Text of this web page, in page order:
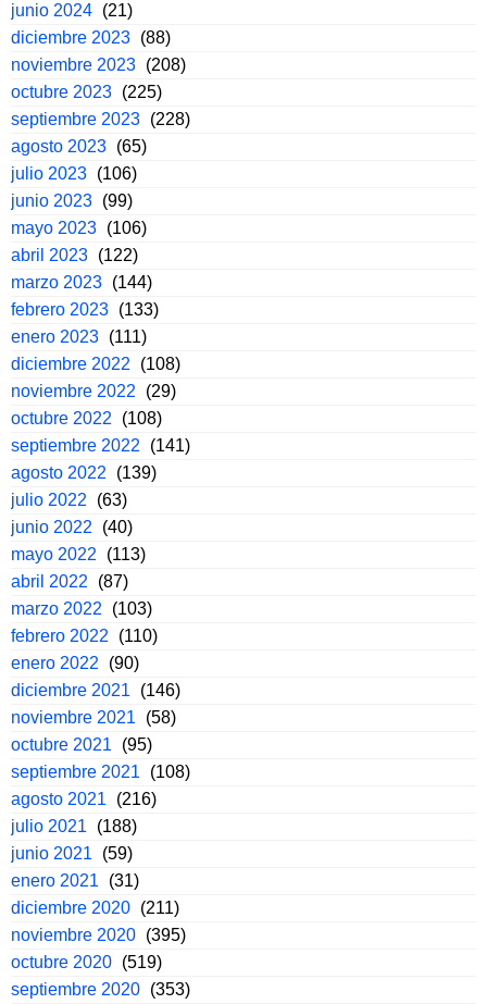
junio 2024 (21)
diciembre 2023 (88)
noviembre 2023 (208)
octubre 2023 (225)
septiembre 2023 (228)
agosto 2023 (65)
julio 2023 (106)
junio 2023 (99)
mayo 2023 (106)
abril 2023 (122)
marzo 2023 (144)
febrero 2023 (133)
enero 2023 (111)
diciembre 2022
(108)
noviembre 2022
(29)
octubre 2022
(108)
septiembre 2022
(141)
agosto 2022
(139)
julio 2022
(63)
junio 2022
(40)
mayo 2022
(113)
abril 2022
(87)
marzo 2022
(103)
febrero 2022
(110)
enero 2022
(90)
diciembre 2021
(146)
noviembre 2021
(58)
octubre 2021
(95)
septiembre 2021
(108)
agosto 2021
(216)
julio 2021
(188)
junio 2021
(59)
enero 2021
(31)
diciembre 2020 (211)
noviembre 2020 (395)
octubre 2020 (519)
septiembre 2020 (353)